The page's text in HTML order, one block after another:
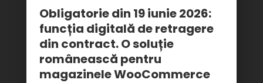
Obligatorie din 19 iunie 2026:
funcția digitală de retragere
din contract. O soluție
românească pentru
magazinele WooCommerce